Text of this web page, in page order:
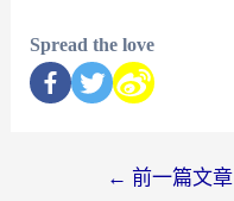
Spread the love
← 前一篇文章